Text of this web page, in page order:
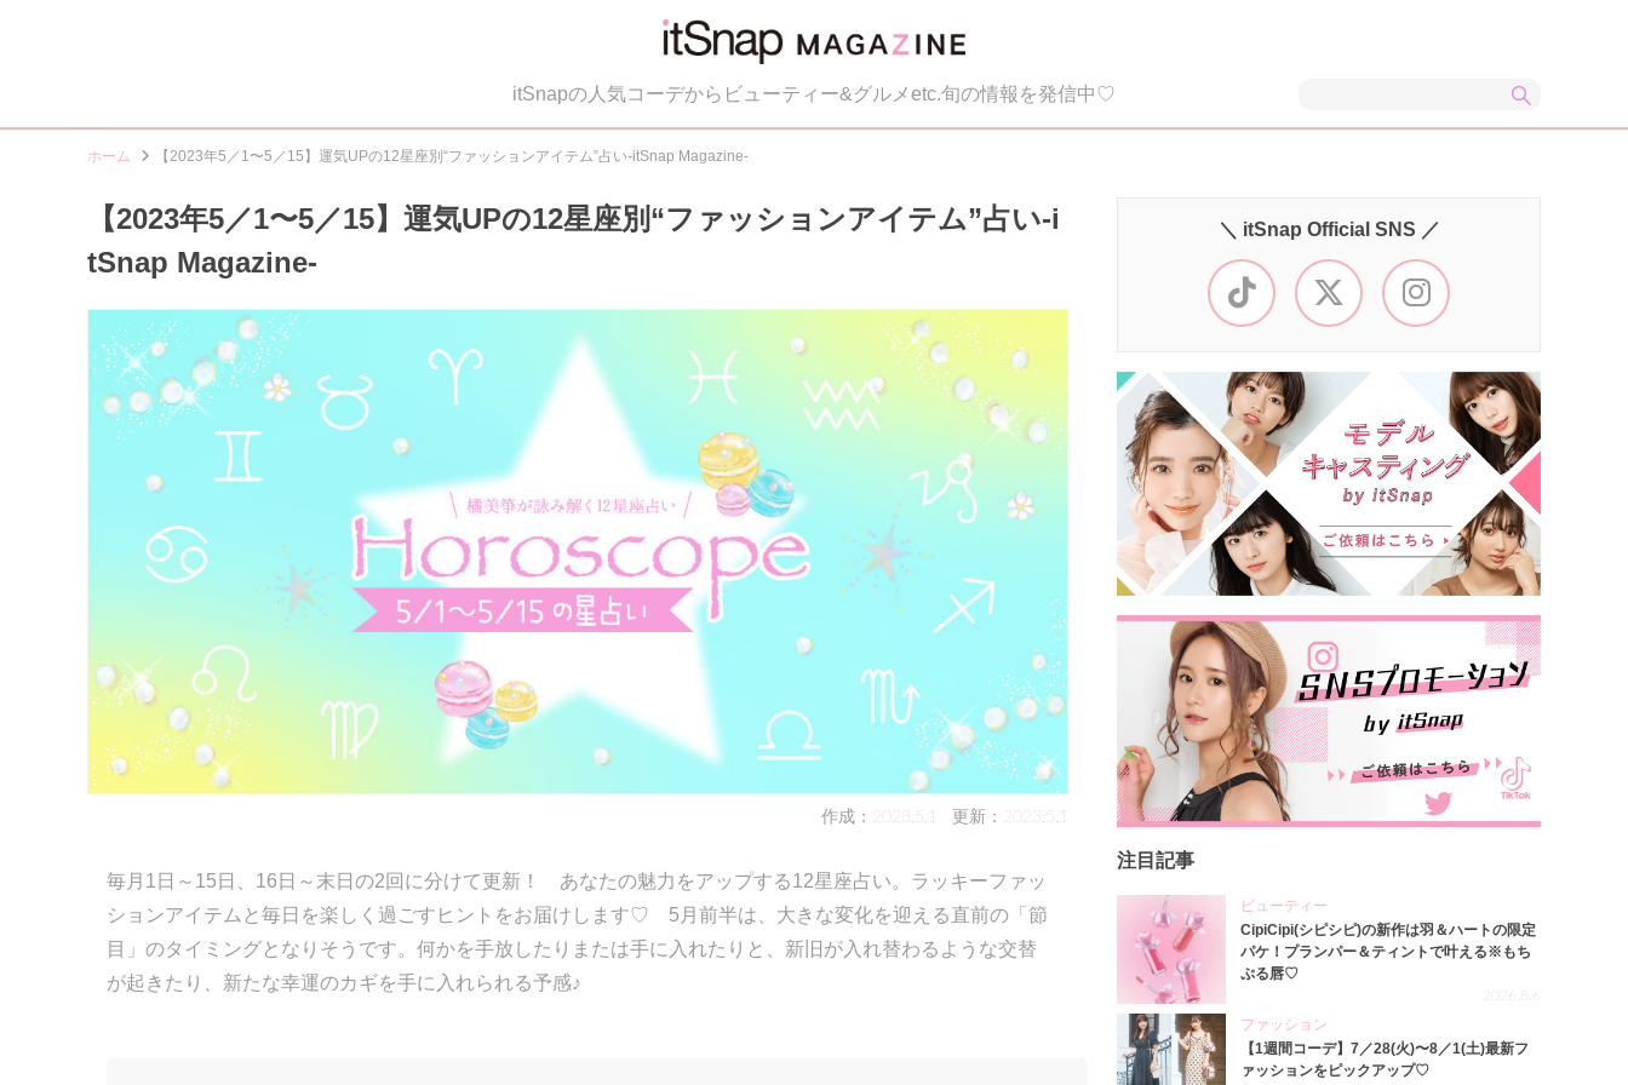
itSnapの人気コーデからビューティー&グルメetc.旬の情報を発信中♡
ホーム 【2023年5／1〜5／15】運気UPの12星座別“ファッションアイテム”占い-itSnap Magazine-
【2023年5／1〜5／15】運気UPの12星座別“ファッションアイテム”占い-i
tSnap Magazine-
作成：2023.5.1 更新：2023.5.1
毎月1日～15日、16日～末日の2回に分けて更新！ あなたの魅力をアップする12星座占い。ラッキーファッ
ションアイテムと毎日を楽しく過ごすヒントをお届けします♡ 5月前半は、大きな変化を迎える直前の「節
目」のタイミングとなりそうです。何かを手放したりまたは手に入れたりと、新旧が入れ替わるような交替
が起きたり、新たな幸運のカギを手に入れられる予感♪
＼ itSnap Official SNS ／
注目記事
ビューティー
CipiCipi(シピシピ)の新作は羽＆ハートの限定
パケ！プランパー＆ティントで叶える※もち
ぷる唇♡
2026.8.6
ファッション
【1週間コーデ】7／28(火)〜8／1(土)最新フ
ァッションをピックアップ♡